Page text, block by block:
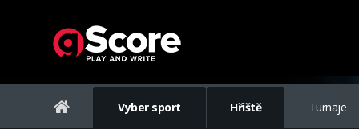
Vyber sport Hřiště Turnaje